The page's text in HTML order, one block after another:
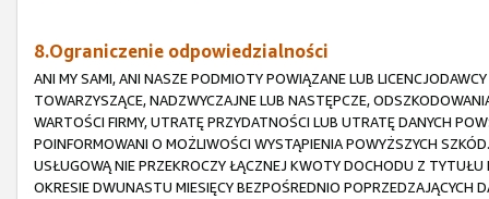
8.Ograniczenie odpowiedzialności
ANI MY SAMI, ANI NASZE PODMIOTY POWIĄZANE LUB
TOWARZYSZĄCE, NADZWYCZAJNE LUB NASTĘPCZE,
WARTOŚCI FIRMY, UTRATĘ PRZYDATNOŚCI LUB UTRATĘ DANYCH
POINFORMOWANI O MOŻLIWOŚCI WYSTĄPIENIA POWYŻSZYCH
USŁUGOWĄ NIE PRZEKROCZY ŁĄCZNEJ KWOTY DOCHODU Z
OKRESIE DWUNASTU MIESIĘCY BEZPOŚREDNIO